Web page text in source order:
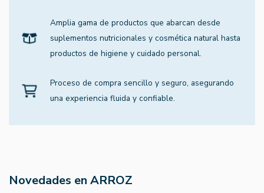
Amplia gama de productos que abarcan desde
suplementos nutricionales y cosmética natural hasta
productos de higiene y cuidado personal.
Proceso de compra sencillo y seguro, asegurando
una experiencia fluida y confiable.
Novedades en ARROZ